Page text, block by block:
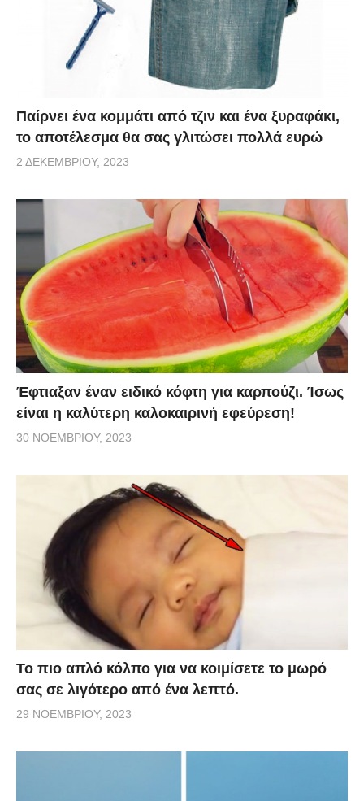
Παίρνει ένα κομμάτι από τζιν και ένα ξυραφάκι,
το αποτέλεσμα θα σας γλιτώσει πολλά ευρώ
2 ΔΕΚΕΜΒΡΊΟΥ, 2023
Έφτιαξαν έναν ειδικό κόφτη για καρπούζι. Ίσως
είναι η καλύτερη καλοκαιρινή εφεύρεση!
30 ΝΟΕΜΒΡΊΟΥ, 2023
Το πιο απλό κόλπο για να κοιμίσετε το μωρό
σας σε λιγότερο από ένα λεπτό.
29 ΝΟΕΜΒΡΊΟΥ, 2023